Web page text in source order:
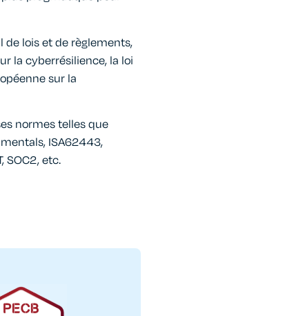
de lois et de règlements,
la cyberrésilience, la loi
sur la
normes telles que
ISA62443,
SOC2, etc.